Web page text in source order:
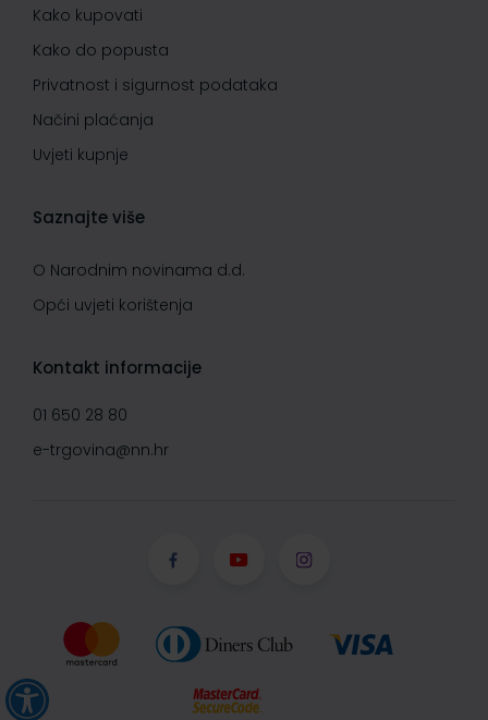
Kako kupovati
Kako do popusta
Privatnost i sigurnost podataka
Načini plaćanja
Uvjeti kupnje
Saznajte više
O Narodnim novinama d.d.
Opći uvjeti korištenja
Kontakt informacije
01 650 28 80
e-trgovina@nn.hr